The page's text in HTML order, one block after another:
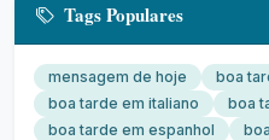
Tags Populares
mensagem de hoje boa
boa tarde em italiano
boa
boa tarde em espanhol